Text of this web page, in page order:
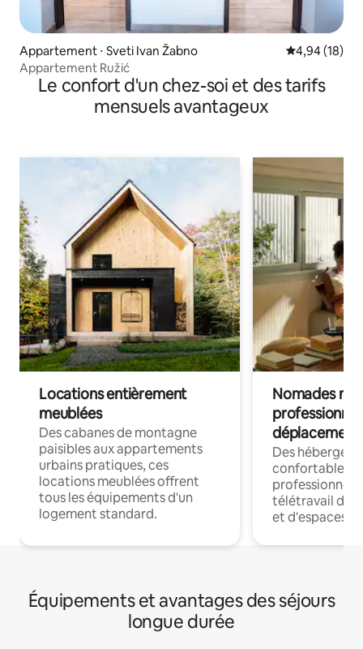
Appartement ⋅ Sveti Ivan Žabno Évaluation
4,94 (18)
Appartement Ružić
Le confort d'un chez-soi et des tarifs
mensuels avantageux
Locations entièrement
meublées
Des cabanes de montagne
paisibles aux appartements
urbains pratiques, ces
locations meublées offrent
tous les équipements d'un
logement standard.
Nomades
déplacement
Des
confortables
professionnels
télétravail
et d'espaces
Équipements et avantages des séjours
longue durée